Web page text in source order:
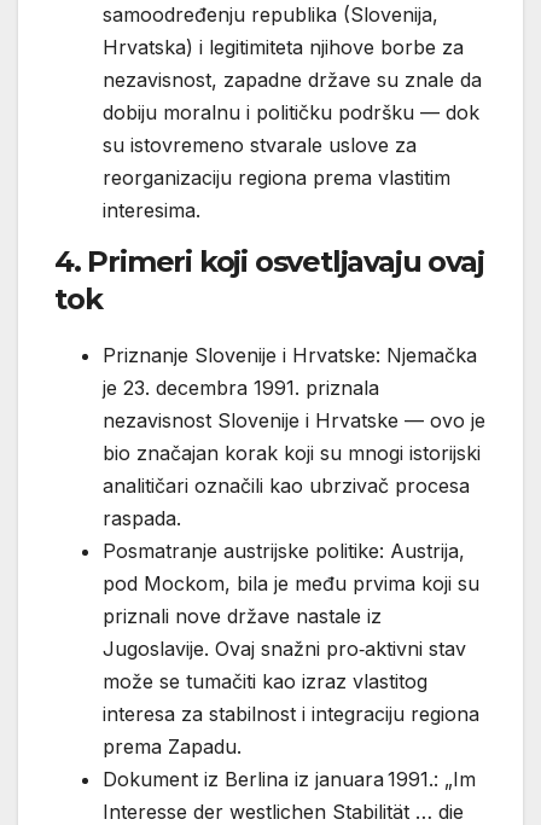
samoodređenju republika (Slovenija,
Hrvatska) i legitimiteta njihove borbe za
nezavisnost, zapadne države su znale da
dobiju moralnu i političku podršku — dok
su istovremeno stvarale uslove za
reorganizaciju regiona prema vlastitim
interesima.
4. Primeri koji osvetljavaju ovaj
tok
Priznanje Slovenije i Hrvatske: Njemačka
je 23. decembra 1991. priznala
nezavisnost Slovenije i Hrvatske — ovo je
bio značajan korak koji su mnogi istorijski
analitičari označili kao ubrzivač procesa
raspada.
Posmatranje austrijske politike: Austrija,
pod Mockom, bila je među prvima koji su
priznali nove države nastale iz
Jugoslavije. Ovaj snažni pro‑aktivni stav
može se tumačiti kao izraz vlastitog
interesa za stabilnost i integraciju regiona
prema Zapadu.
Dokument iz Berlina iz januara 1991.: „Im
Interesse der westlichen Stabilität … die